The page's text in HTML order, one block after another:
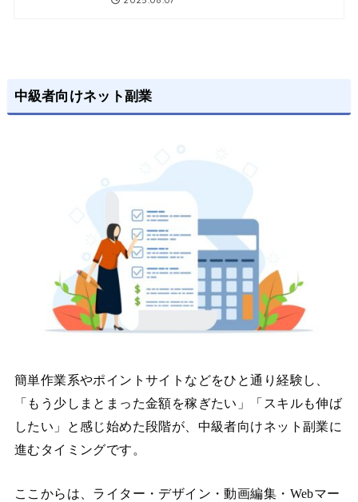
中級者向けネット副業
簡単作業系やポイントサイトなどをひと通り経験し、
「もう少しまとまった金額を稼ぎたい」「スキルも伸ば
したい」と感じ始めた段階が、中級者向けネット副業に
進むタイミングです。
ここからは、ライター・デザイン・動画編集・Webマー